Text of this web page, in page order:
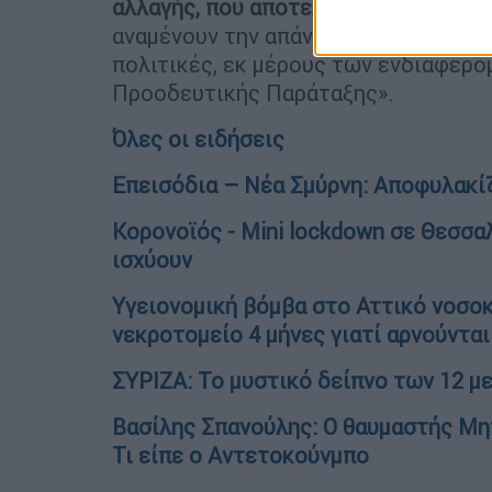
αλλαγής, που αποτελεί το μεγάλο
αναμένουν την απάντησή τους με
πολιτικές, εκ μέρους των
Προοδευτικής Παράταξης».
Όλες οι ειδήσεις
Επεισόδια – Νέα Σμύρνη:
Κορονοϊός - Mini lockdown σε
ισχύουν
Υγειονομική βόμβα στο Αττικό
νεκροτομείο 4 μήνες γιατί
ΣΥΡΙΖΑ: Το μυστικό δείπνο των 12
Βασίλης Σπανούλης: Ο θαυμαστής
Τι είπε ο Αντετοκούνμπο